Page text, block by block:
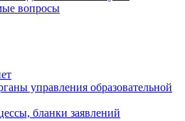
вопросы
управления образовательной
бланки заявлений